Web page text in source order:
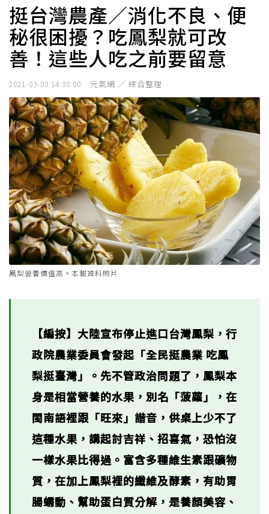
挺台灣農產／消化不良、便
秘很困擾？吃鳳梨就可改
善！這些人吃之前要留意
2021-03-03 14:30:00 元氣網 ／ 綜合整理
鳳梨營養價值高。本報資料照片
【編按】大陸宣布停止進口台灣鳳梨，行
政院農業委員會發起「全民挺農業 吃鳳
梨挺臺灣」。先不管政治問題了，鳳梨本
身是相當營養的水果，別名「菠蘿」，在
閩南語裡跟「旺來」諧音，供桌上少不了
這種水果，講起討吉祥、招喜氣，恐怕沒
一樣水果比得過。富含多種維生素跟礦物
質，在加上鳳梨裡的纖維及酵素，有助胃
腸蠕動、幫助蛋白質分解，是養顏美容、